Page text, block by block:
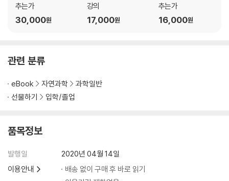
추는가
30,000원
강의
17,000원
추는가
16,000원
관련 분류
eBook 자연과학
과학일반
선물하기
입학/졸업
품목정보
발행일
2020년 04월 14일
이용안내
배송 없이 구매 후 바로 읽기